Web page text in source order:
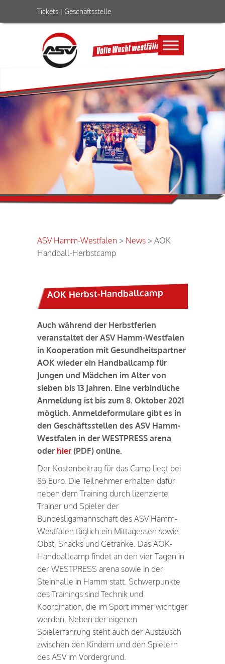
Tickets | Geschäftsstelle
ASV Hamm-Westfalen > News > AOK
Handball-Herbstcamp
AOK Herbst-Handballcamp
Auch während der Herbstferien
veranstaltet der ASV Hamm-Westfalen
in Kooperation mit Gesundheitspartner
AOK wieder ein Handballcamp für
Jungen und Mädchen im Alter von
sieben bis 13 Jahren. Eine verbindliche
Anmeldung ist bis zum 8. Oktober 2021
möglich. Anmeldeformulare gibt es in
den Geschäftsstellen des ASV Hamm-
Westfalen in der WESTPRESS arena
oder hier (PDF) online.
Der Kostenbeitrag für das Camp liegt bei
85 Euro. Die Teilnehmer erhalten dafür
neben dem Training durch lizenzierte
Trainer und Spieler der
Bundesligamannschaft des ASV Hamm-
Westfalen täglich ein Mittagessen sowie
Obst, Snacks und Getränke. Das AOK-
Handballcamp findet an den vier Tagen in
der WESTPRESS arena sowie in der
Steinhalle in Hamm statt. Schwerpunkte
des Trainings sind Technik und
Koordination, die im Sport immer wichtiger
werden. Neben der eigenen
Spielerfahrung steht auch der Austausch
zwischen den Kindern und den Spielern
des ASV im Vordergrund.